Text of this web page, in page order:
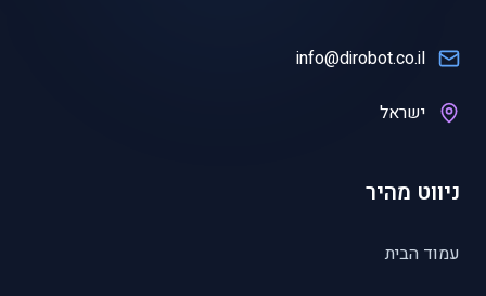
info@dirobot.co.il
ישראל
ניווט מהיר
עמוד הבית